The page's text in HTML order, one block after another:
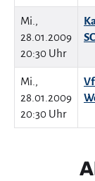
Mi.,
28.01.2009
20:30 Uhr
SC
Mi.,
28.01.2009
20:30 Uhr